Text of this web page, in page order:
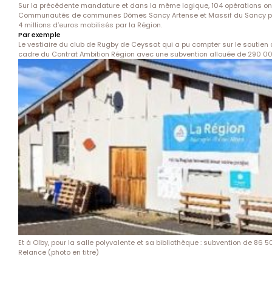
Sur la précédente mandature et dans la même logique, 104 opérations
Communautés de communes Dômes Sancy Artense et Massif du Sancy
4 millions d’euros mobilisés par la Région.
Par exemple
Le vestiaire du club de Rugby de Ceyssat qui a pu compter sur le soutien
cadre du Contrat Ambition Région avec une subvention allouée de 290
Et à Olby, pour la salle polyvalente et sa bibliothèque : subvention de 86
Relance (photo en titre)